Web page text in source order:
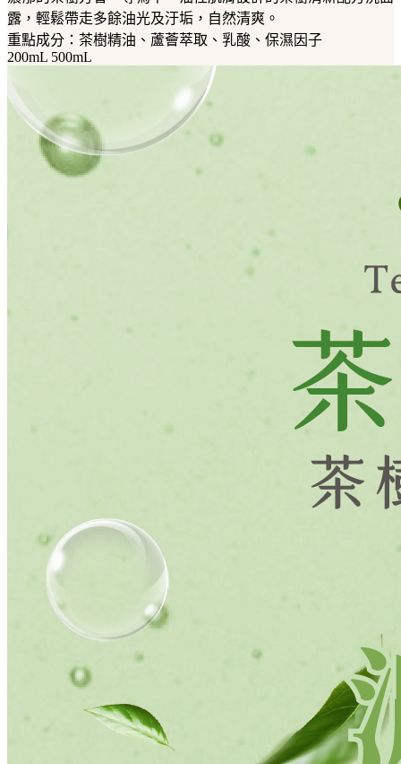
露，輕鬆帶走多餘油光及汙垢，自然清爽。
重點成分：茶樹精油、蘆薈萃取、乳酸、保濕因子
200mL 500mL